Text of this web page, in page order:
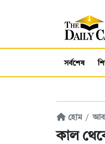
সর্বশেষ
হোম
কাল